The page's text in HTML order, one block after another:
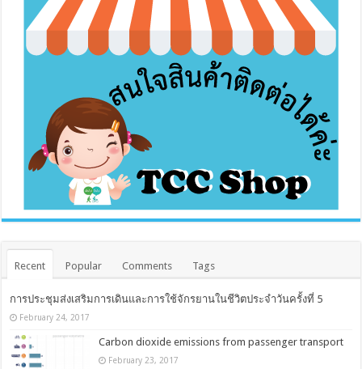
Recent Popular Comments Tags
การประชุมส่งเสริมการเดินและการใช้จักรยานในชีวิตประจำวันครั้งที่ 5
February 24, 2017
Carbon dioxide emissions from passenger transport
February 23, 2017